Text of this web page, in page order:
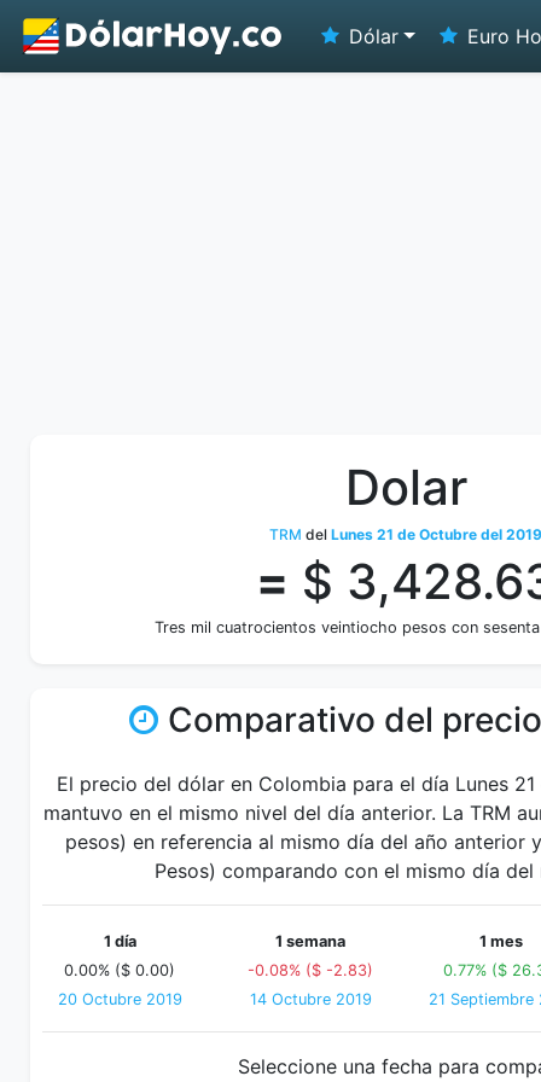
Dólar Euro
Dolar
TRM del Lunes 21 de Octubre del 2019
= $
Tres mil cuatrocientos veintiocho pesos con
Comparativo del
El precio del dólar en Colombia para el día Lunes
mantuvo en el mismo nivel del día anterior. La TRM
pesos) en referencia al mismo día del año anterior
Pesos) comparando con el mismo día del
1 día
0.00% ($ 0.00)
20 Octubre 2019
1 semana
-0.08% ($ -2.83)
14 Octubre 2019
1 mes
0.77% ($
21 Septiembre
Seleccione una fecha para